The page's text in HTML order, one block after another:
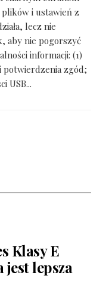
i ustawień z
lecz nie
aby nie pogorszyć
informacji: (1)
potwierdzenia zgód;
USB...
Klasy E
jest lepsza